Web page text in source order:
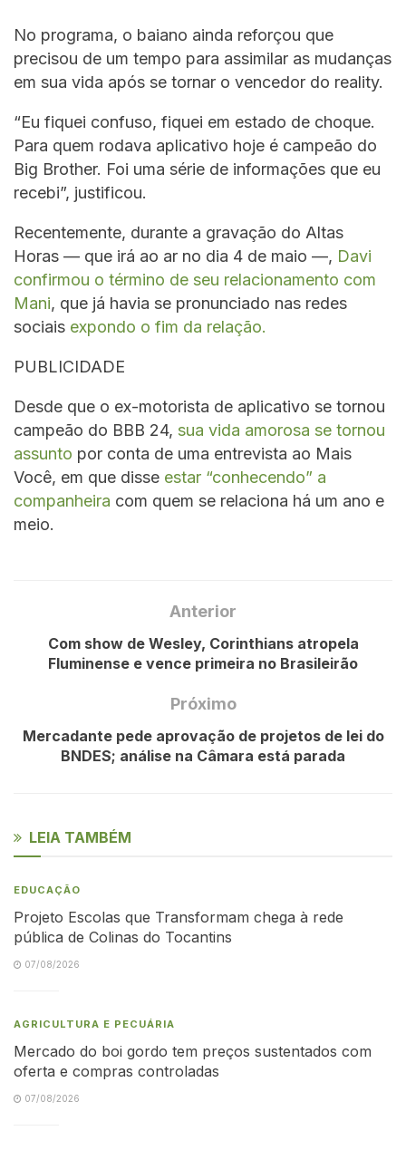
No programa, o baiano ainda reforçou que
precisou de um tempo para assimilar as mudanças
em sua vida após se tornar o vencedor do reality.
“Eu fiquei confuso, fiquei em estado de choque.
Para quem rodava aplicativo hoje é campeão do
Big Brother. Foi uma série de informações que eu
recebi”, justificou.
Recentemente, durante a gravação do Altas
Horas — que irá ao ar no dia 4 de maio —, Davi
confirmou o término de seu relacionamento com
Mani, que já havia se pronunciado nas redes
sociais expondo o fim da relação.
PUBLICIDADE
Desde que o ex-motorista de aplicativo se tornou
campeão do BBB 24, sua vida amorosa se tornou
assunto por conta de uma entrevista ao Mais
Você, em que disse estar “conhecendo” a
companheira com quem se relaciona há um ano e
meio.
Anterior
Com show de Wesley, Corinthians atropela
Fluminense e vence primeira no Brasileirão
Próximo
Mercadante pede aprovação de projetos de lei do
BNDES; análise na Câmara está parada
LEIA TAMBÉM
EDUCAÇÃO
Projeto Escolas que Transformam chega à rede
pública de Colinas do Tocantins
07/08/2026
AGRICULTURA E PECUÁRIA
Mercado do boi gordo tem preços sustentados com
oferta e compras controladas
07/08/2026